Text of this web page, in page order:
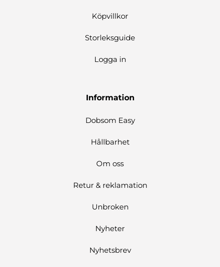
Köpvillkor
Storleksguide
Logga in
Information
Dobsom Easy
Hållbarhet
Om oss
Retur & reklamation
Unbroken
Nyheter
Nyhetsbrev